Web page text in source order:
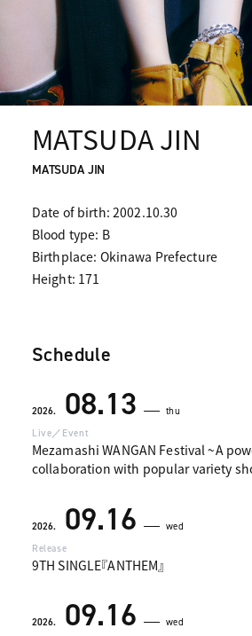
MATSUDA JIN
MATSUDA JIN
Date of birth: 2002.10.30
Blood type: B
Birthplace: Okinawa Prefecture
Height: 171
Schedule
2026. 08.13
thu
Live／Event
Mezamashi WANGAN Festival ~A
collaboration with popular variety
2026. 09.16
wed
Release
9TH SINGLE『ANTHEM』
2026. 09.16
wed